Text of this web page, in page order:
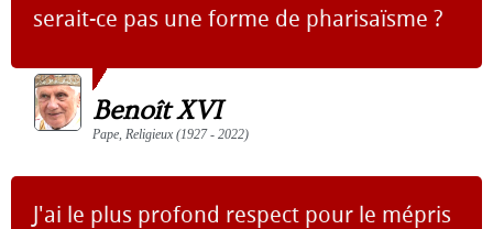
serait-ce pas une forme de pharisaïsme ?
Benoît XVI
Pape, Religieux (1927 - 2022)
J'ai le plus profond respect pour le mépris